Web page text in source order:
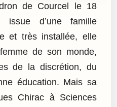
de Courcel le 18
d’une famille
et très installée, elle
de son monde,
de la discrétion, du
éducation. Mais sa
Chirac à Sciences